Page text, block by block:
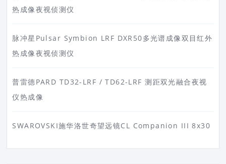
热成像夜视侦测仪
脉冲星Pulsar Symbion LRF DXR50多光谱成像双目红外
热成像夜视侦测仪
普雷德PARD TD32-LRF / TD62-LRF 测距双光融合夜视
仪热成像
SWAROVSKI施华洛世奇望远镜CL Companion III 8x30